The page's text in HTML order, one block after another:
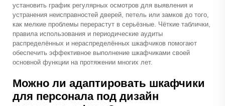
установить график регулярных осмотров для выявления и
устранения неисправностей дверей, петель или замков до того,
как мелкие проблемы перерастут в серьёзные. Чёткие таблички,
правила использования и периодические аудиты
распределённых и нераспределённых шкафчиков помогают
обеспечить эффективное выполнение шкафчиками своей
основной функции на протяжении многих лет.
Можно ли адаптировать шкафчики
для персонала под дизайн